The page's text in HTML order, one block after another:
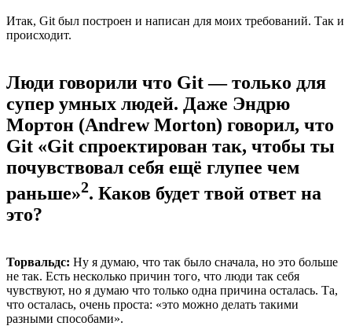
Итак, Git был построен и написан для моих требований. Так и
происходит.
Люди говорили что Git — только для
супер умных людей. Даже Эндрю
Мортон (Andrew Morton) говорил, что
Git «Git спроектирован так, чтобы ты
почувствовал себя ещё глупее чем
раньше»2. Каков будет твой ответ на
это?
Торвальдс: Ну я думаю, что так было сначала, но это больше
не так. Есть несколько причин того, что люди так себя
чувствуют, но я думаю что только одна причина осталась. Та,
что осталась, очень проста: «это можно делать такими
разными способами».